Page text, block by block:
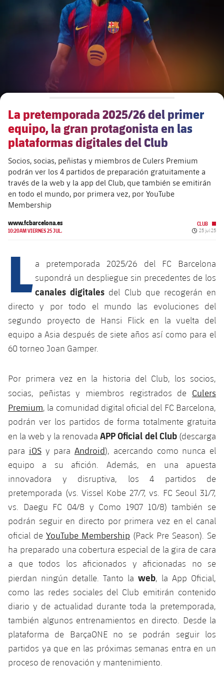
Calendario
Entradas
Resultados
Clasificaciones
Jugadoras
Palmarés
Fotos
Jugadoras históricas
Actualidad
Calendario
Entradas
Resultados
Clasificaciones
Jugadores
Fotos
Historia
Barça Legends
plusicon
Contacto
Jugadores
Partidos
Noticias
Sobre Nosotros
Formativo masculino
plusicon
Actualidad
Fotos
Juvenil A
Juvenil B
SUB16
SUB15
SUB14
SUB12
SUB11 A
SUB11 B
SUB10 A
SUB9 A
SUB9 B
SUB8 B
Formativo femenino
Fotos
Femenino B
Femenino C
Juvenil
SUB14 B
SUB12 C
SUB11 C
Campus Verano
PLUSICON
MÁS
Primer Equipo
plusicon
más
Actualidad
Calendario
Gameday Shows
Clasificación
Jugadores
Fotos
Palmarés
Base
plusicon
más
Base
Junior
Cadete A
Cadete B
Infantil A
Infantil B
Mini
Campus Verano
PLUSICON
MÁS
Primer Equipo
Actualidad
Calendario
Resultados
Clasificaciones
Jugadores
Fotos
Historia
Palmarés
Barça Atlètic
plusicon
más
Actualidad
Clasificaciones
Jugadores
Fotos
Base
Juvenil
Cadete A
Cadete B
Infantil A
Infantil B
PLUSICON
MÁS
Primer equipo
plusicon
más
Actualidad
Calendario
Entradas
Resultados
Clasificaciones
Jugadors
Fotos
Palmarés
Historia
Barça Atlètic
plusicon
más
Actualidad
Resultados
Jugadores
Clasificaciones
Base
plusicon
más
Actualidad
Cadete
Infantil
Alevín
Campus Verano
PLUSICON
MÁS
Primer equipo
plusicon
más
Actualidad
Calendario
Entradas
Resultados
Clasificaciones
Barça Atlètic
plusicon
más
Actualidad
Calendario
Resultados
Jugadores
Base
plusicon
Actualidad
Barça C
Junior
Campus Verano
PLUSICON
MÁS
Información general
plusicon
más
La pretemporada 2025/26 del primer
equipo, la gran protagonista en las
plataformas digitales del Club
Socios, socias, peñistas y miembros de Culers Premium
podrán ver los 4 partidos de preparación gratuitamente a
través de la web y la app del Club, que también se emitirán
en todo el mundo, por primera vez, por YouTube
Membership
www.fcbarcelona.es
10:20AM VIERNES 25 JUL.
CLUB
Fecha de
25 jul 25
L a pretemporada 2025/26 del FC Barcelona
supondrá un despliegue sin precedentes de los
canales digitales del Club que recogerán en
directo y por todo el mundo las evoluciones del
segundo proyecto de Hansi Flick en la vuelta del
equipo a Asia después de siete años así como para el
60 torneo Joan Gamper.
Por primera vez en la historia del Club, los socios,
socias, peñistas y miembros registrados de Culers
Premium, la comunidad digital oficial del FC Barcelona,
podrán ver los partidos de forma totalmente gratuita
en la web y la renovadaAPP Oficial del Club(descarga
para iOSy para Android), acercando como nunca el
equipo a su afición. Además, en una apuesta
innovadora y disruptiva, los 4 partidos de
pretemporada (vs. Vissel Kobe 27/7, vs. FC Seoul 31/7,
vs. Daegu FC 04/8 y Como 1907 10/8) también se
podrán seguir en directo por primera vez en el canal
oficial de YouTube Membership (Pack Pre Season). Se
ha preparado una cobertura especial de la gira de cara
a que todos los aficionados y aficionadas no se
pierdan ningún detalle. Tanto la web, la App Oficial,
como las redes sociales del Club emitirán contenido
diario y de actualidad durante toda la pretemporada,
también algunos entrenamientos en directo. Desde la
plataforma de BarçaONE no se podrán seguir los
partidos ya que en las próximas semanas entra en un
proceso de renovación y mantenimiento.